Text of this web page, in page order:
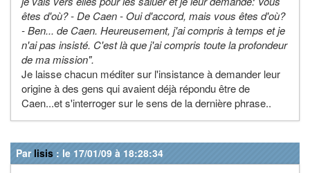
êtes d'où? - De Caen - Oui d'accord, mais vous êtes d'où?
- Ben... de Caen. Heureusement, j'ai compris à temps et je
n'ai pas insisté. C'est là que j'ai compris toute la profondeur
de ma mission".
Je laisse chacun méditer sur l'insistance à demander leur
origine à des gens qui avaient déjà répondu être de
Caen...et s'interroger sur le sens de la dernière phrase..
Par lisis : le 17/01/09 à 18:28:34